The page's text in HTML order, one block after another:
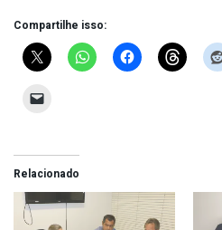
Compartilhe isso:
Relacionado